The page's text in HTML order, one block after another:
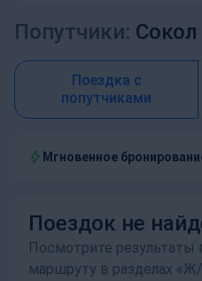
Попутчики:
Поездка с
попутчиками
Мгновенное
Поездок не
Посмотрите результаты
маршруту в разделах